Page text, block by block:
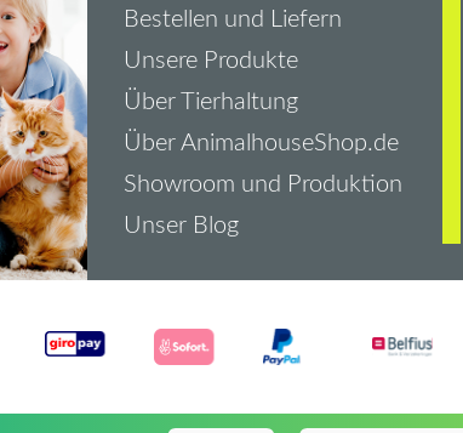
Bestellen und Liefern
Unsere Produkte
Über Tierhaltung
Über AnimalhouseShop.de
Showroom und Produktion
Unser Blog